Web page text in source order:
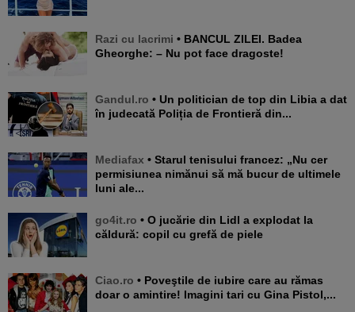
Razi cu lacrimi • BANCUL ZILEI. Badea
Gheorghe: – Nu pot face dragoste!
Gandul.ro • Un politician de top din Libia a dat
în judecată Poliția de Frontieră din...
Mediafax • Starul tenisului francez: „Nu cer
permisiunea nimănui să mă bucur de ultimele
luni ale...
go4it.ro • O jucărie din Lidl a explodat la
căldură: copil cu grefă de piele
Ciao.ro • Poveştile de iubire care au rămas
doar o amintire! Imagini tari cu Gina Pistol,...